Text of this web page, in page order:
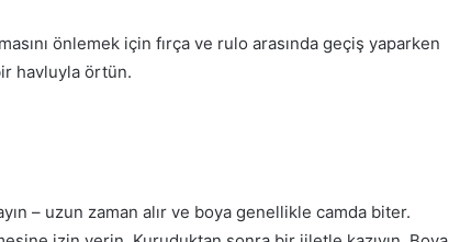
önlemek için fırça ve rulo arasında geçiş yaparken
havluyla örtün.
– uzun zaman alır ve boya genellikle camda biter.